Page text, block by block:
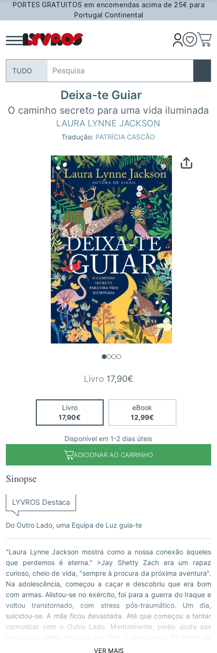
PORTES GRATUITOS em encomendas acima de 25€ para
Portugal Continental
TUDO
Deixa-te Guiar
O caminho secreto para uma vida iluminada
LAURA LYNNE JACKSON
Tradução: PATRÍCIA CASCÃO
Livro 17,90€
Livro
17,90€
eBook
12,99€
Disponível em 1-2 dias úteis
ADICIONAR AO CARRINHO
Sinopse
LYVROS Destaca
Do Outro Lado, uma Equipa de Luz guia-te
"Laura Lynne Jackson mostra como a nossa conexão àqueles
que perdemos é eterna." >Jay Shetty Zach era um rapaz
curioso, cheio de vida, "sempre à procura da próxima aventura".
Na adolescência, começou a caçar e descobriu que era bom
com armas. Alistou-se no exército, foi para a guerra do Iraque e
voltou transtornado, com stress pós-traumático. Um dia,
suicidou-se. A mãe ficou devastada. Até que começou a tentar
comunicar com o Outro Lado. Mentalmente, pediu ajuda aos
seus guias, pediu sinais ao seu filho. E eles vieram. Em forma de
uma bola, de um coelho, de luz. Não podia ser coincidência...
VER MAIS